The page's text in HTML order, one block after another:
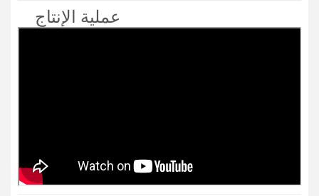
عملية الإنتاج